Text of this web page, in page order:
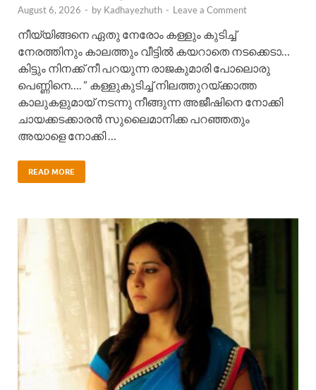
August 6, 2026 - by Kadhayezhuth - Leave a Comment
നീയ്യിങ്ങനെ ഏതു നേരോം കള്ളും കുടിച്ച്
നേരത്തിനും കാലത്തും വീട്ടിൽ കയറാതെ നടക്കെടാ…
കിട്ടും നിനക്ക് നീ പറയുന്ന രാജകുമാരി പോലൊരു
പെണ്ണിനെ…. ” കള്ളുകുടിച്ച് നിലത്തുറയ്ക്കാത്ത
കാലുകളുമായ് നടന്നു നീങ്ങുന്ന അജീഷിനെ നോക്കി
ചായക്കടക്കാരൻ സുലൈമാനിക്ക പറഞ്ഞതും
അയാളെ നോക്കി …
READ MORE